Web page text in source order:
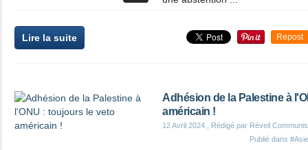
Lire la suite Repost
Adhésion de la Palestine à
américain !
12 Avril 2024 , Rédigé par Réveil
Publié dans